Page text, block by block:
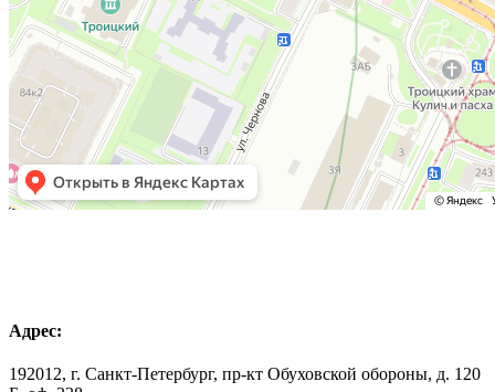
Адрес:
192012, г. Санкт-Петербург, пр-кт Обуховской обороны, д. 120